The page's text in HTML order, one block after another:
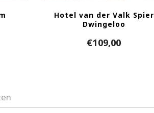
Hotel van der Valk Spier
Dwingeloo
€109,00